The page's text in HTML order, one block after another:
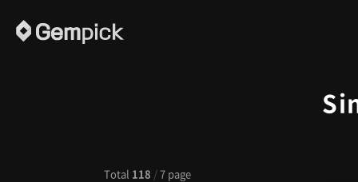
Total 118 /7 page